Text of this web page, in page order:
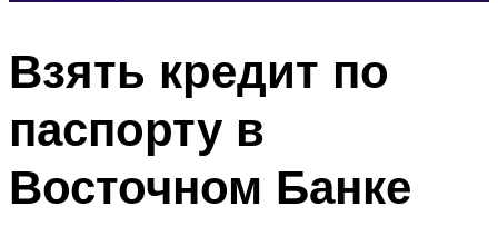
Взять кредит по
паспорту в
Восточном Банке